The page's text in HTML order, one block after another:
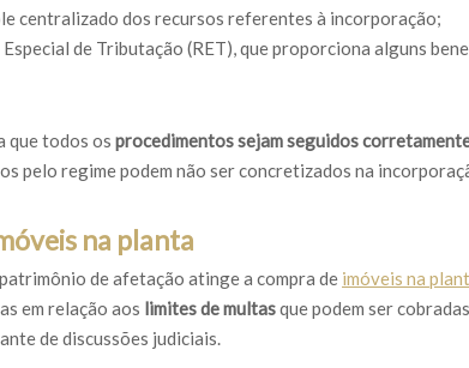
centralizado dos recursos referentes à incorporação;
de Tributação (RET), que proporciona alguns
que todos os procedimentos sejam seguidos
pelo regime podem não ser concretizados na
na planta
de afetação atinge a compra de imóveis na
em relação aos limites de multasque podem ser
de discussões judiciais.